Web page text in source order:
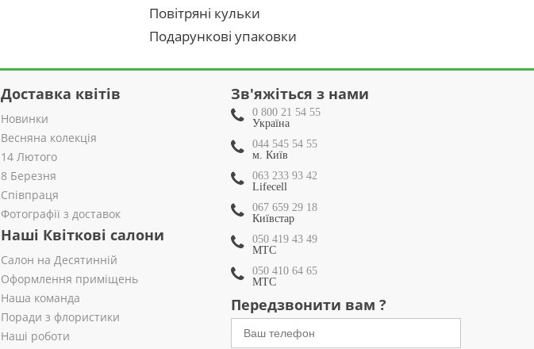
Повітряні кульки
Подарункові упаковки
Доставка квітів
Новинки
Весняна колекція
14 Лютого
8 Березня
Співпраця
Фотографії з доставок
Наші Квіткові салони
Салон на Десятинній
Оформлення приміщень
Наша команда
Поради з флористики
Наші роботи
Зв'яжіться з нами
0 800 21 54 55
Україна
044 545 54 55
м. Київ
063 233 93 42
Lifecell
067 659 29 18
Київстар
050 419 43 49
МТС
050 410 64 65
МТС
Передзвонити вам ?